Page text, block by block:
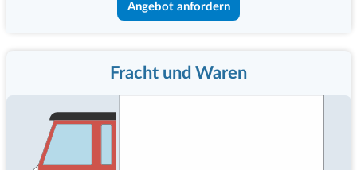
Angebot anfordern
Fracht und Waren